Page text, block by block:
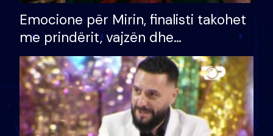
Emocione për Mirin, finalisti takohet
me prindërit, vajzën dhe
bashkëshorten: S’kemi ndonjë letër
divorci apo jo?